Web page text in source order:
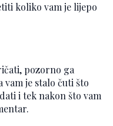
koliko vam je lijepo
pozorno ga
vam je stalo čuti što
i tek nakon što vam